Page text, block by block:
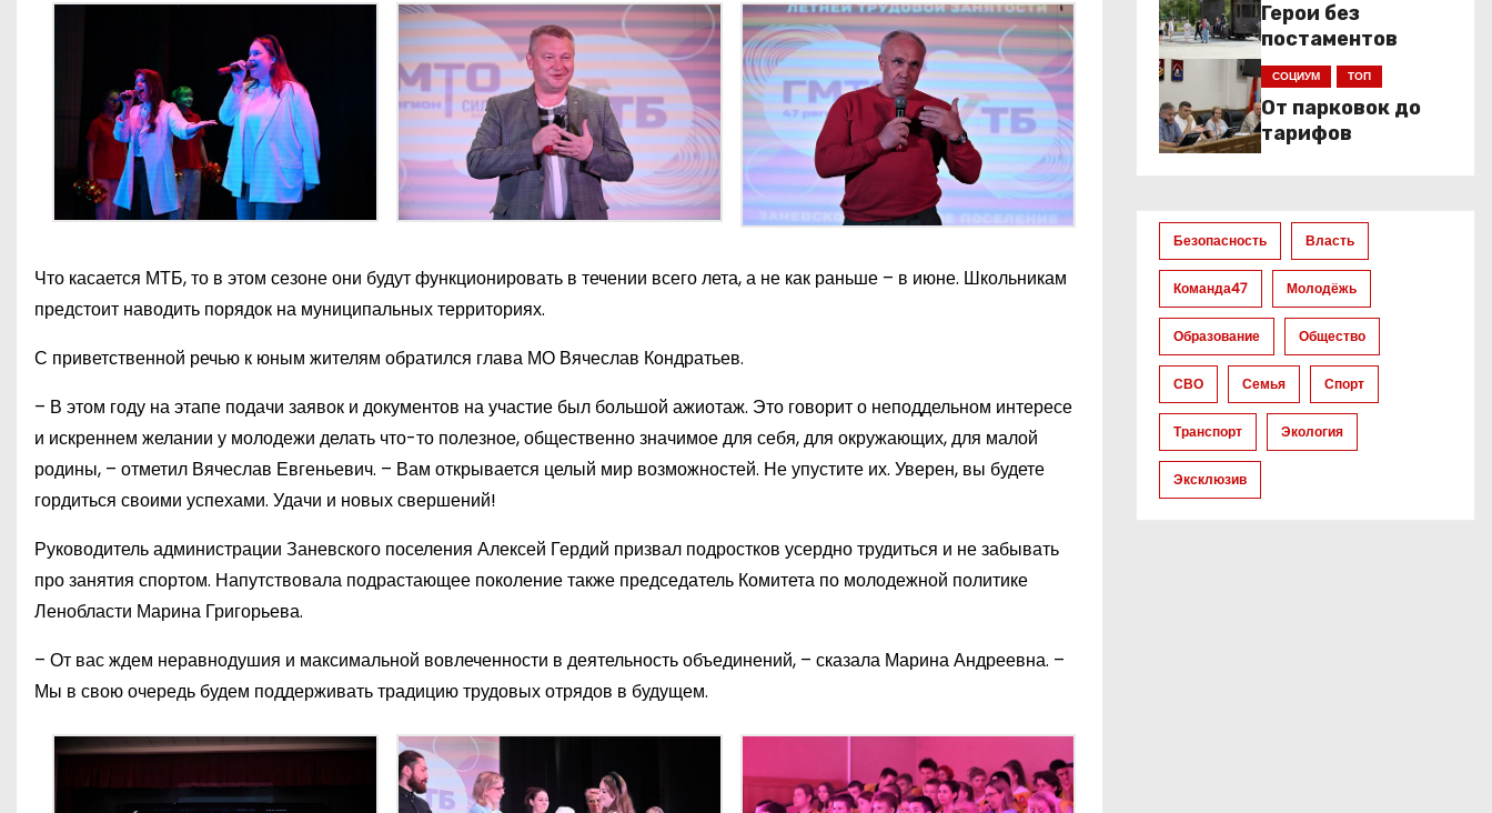
Что касается МТБ, то в этом сезоне они будут функционировать в течении всего лета, а не как раньше – в июне. Школьникам
предстоит наводить порядок на муниципальных территориях.
С приветственной речью к юным жителям обратился глава МО Вячеслав Кондратьев.
– В этом году на этапе подачи заявок и документов на участие был большой ажиотаж. Это говорит о неподдельном интересе
и искреннем желании у молодежи делать что-то полезное, общественно значимое для себя, для окружающих, для малой
родины, – отметил Вячеслав Евгеньевич. – Вам открывается целый мир возможностей. Не упустите их. Уверен, вы будете
гордиться своими успехами. Удачи и новых свершений!
Руководитель администрации Заневского поселения Алексей Гердий призвал подростков усердно трудиться и не забывать
про занятия спортом. Напутствовала подрастающее поколение также председатель Комитета по молодежной политике
Ленобласти Марина Григорьева.
– От вас ждем неравнодушия и максимальной вовлеченности в деятельность объединений, – сказала Марина Андреевна. –
Мы в свою очередь будем поддерживать традицию трудовых отрядов в будущем.
Герои без
постаментов
СОЦИУМ ТОП
От парковок до
тарифов
Безопасность Власть
Команда47 Молодёжь
Образование Общество
СВО Семья Спорт
Транспорт Экология
Эксклюзив